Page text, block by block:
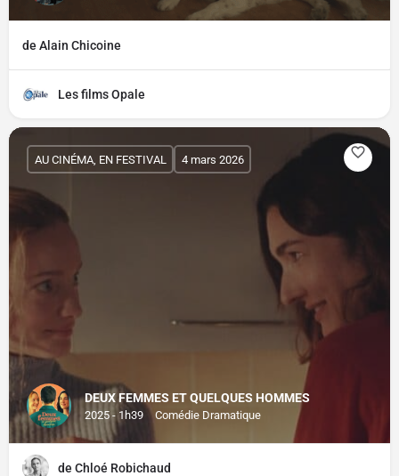
de Alain Chicoine
Les films Opale
DEUX FEMMES ET QUELQUES HOMMES
2025 - 1h39 Comédie Dramatique
AU CINÉMA, EN FESTIVAL 4 mars 2026
de Chloé Robichaud